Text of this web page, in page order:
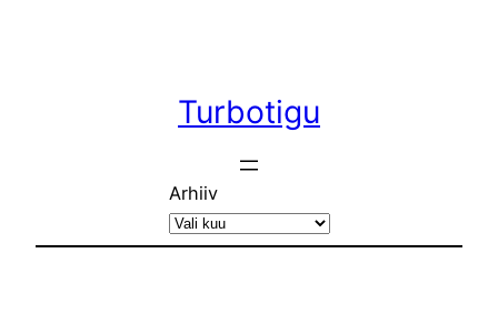
Turbotigu
Arhiiv